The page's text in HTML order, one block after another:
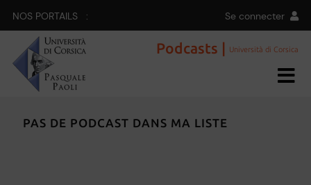
NOS PORTAILS : Se connecter
Podcasts | Università di Corsica
PAS DE PODCAST DANS MA LISTE